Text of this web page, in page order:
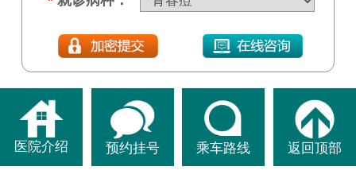
医院介绍 预约挂号 乘车路线 返回顶部